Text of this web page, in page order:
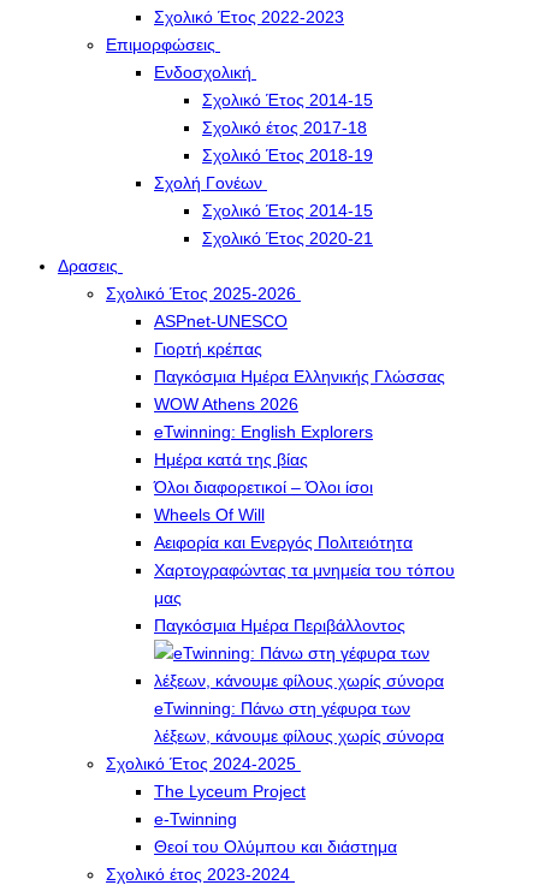
Σχολικό Έτος 2022-2023
Επιμορφώσεις
Ενδοσχολική
Σχολικό Έτος 2014-15
Σχολικό έτος 2017-18
Σχολικό Έτος 2018-19
Σχολή Γονέων
Σχολικό Έτος 2014-15
Σχολικό Έτος 2020-21
Δρασεις
Σχολικό Έτος 2025-2026
ASPnet-UNESCO
Γιορτή κρέπας
Παγκόσμια Ημέρα Ελληνικής Γλώσσας
WOW Athens 2026
eTwinning: English Explorers
Ημέρα κατά της βίας
Όλοι διαφορετικοί – Όλοι ίσοι
Wheels Of Will
Αειφορία και Ενεργός Πολιτειότητα
Χαρτογραφώντας τα μνημεία του τόπου
μας
Παγκόσμια Ημέρα Περιβάλλοντος
eTwinning: Πάνω στη γέφυρα των
λέξεων, κάνουμε φίλους χωρίς σύνορα
Σχολικό Έτος 2024-2025
The Lyceum Project
e-Twinning
Θεοί του Ολύμπου και διάστημα
Σχολικό έτος 2023-2024